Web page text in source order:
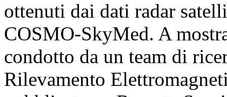
ottenuti dai dati radar
COSMO-SkyMed. A
condotto da un team di
Rilevamento